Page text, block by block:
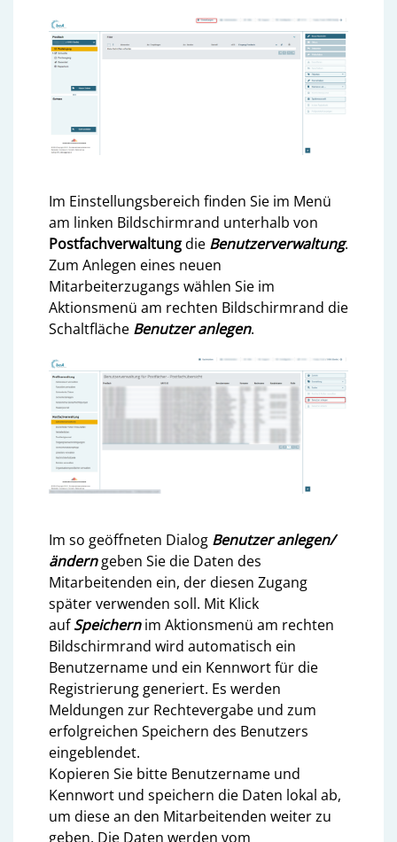
Im Einstellungsbereich finden Sie im Menü
am linken Bildschirmrand unterhalb von
Postfachverwaltungdie Benutzerverwaltung.
Zum Anlegen eines neuen
Mitarbeiterzugangs wählen Sie im
Aktionsmenü am rechten Bildschirmrand die
Schaltfläche Benutzer anlegen.
Im so geöffneten Dialog Benutzer anlegen/
änderngeben Sie die Daten des
Mitarbeitenden ein, der diesen Zugang
später verwenden soll. Mit Klick
aufSpeichernim Aktionsmenü am rechten
Bildschirmrand wird automatisch ein
Benutzername und ein Kennwort für die
Registrierung generiert. Es werden
Meldungen zur Rechtevergabe und zum
erfolgreichen Speichern des Benutzers
eingeblendet.
Kopieren Sie bitte Benutzername und
Kennwort und speichern die Daten lokal ab,
um diese an den Mitarbeitenden weiter zu
geben. Die Daten werden vom